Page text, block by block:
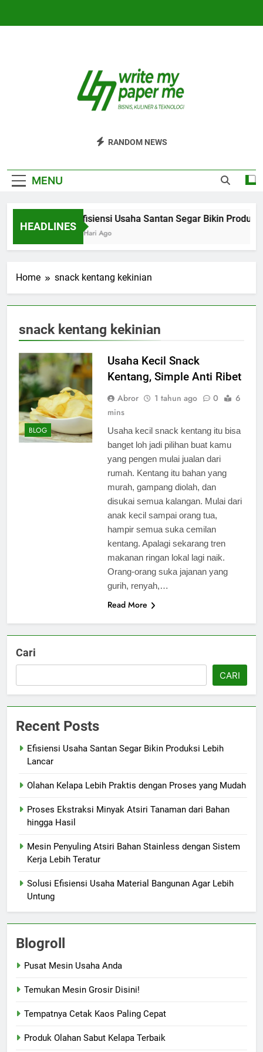
Bisnis, Kuliner, Teknologi
RANDOM NEWS
MENU
HEADLINES
Efisiensi Usaha Santan Segar Bikin
5 Hari Ago
Home snack kentang kekinian
snack kentang kekinian
BLOG
Usaha Kecil Snack
Kentang, Simple Anti Ribet
Abror 1 tahun ago 0
6
mins
Usaha kecil snack kentang itu bisa
banget loh jadi pilihan buat kamu
yang pengen mulai jualan dari
rumah. Kentang itu bahan yang
murah, gampang diolah, dan
disukai semua kalangan. Mulai dari
anak kecil sampai orang tua,
hampir semua suka cemilan
kentang. Apalagi sekarang tren
makanan ringan lokal lagi naik.
Orang-orang suka jajanan yang
gurih, renyah,…
Read More
Cari
CARI
Recent Posts
Efisiensi Usaha Santan Segar Bikin Produksi Lebih
Lancar
Olahan Kelapa Lebih Praktis dengan Proses yang Mudah
Proses Ekstraksi Minyak Atsiri Tanaman dari Bahan
hingga Hasil
Mesin Penyuling Atsiri Bahan Stainless dengan Sistem
Kerja Lebih Teratur
Solusi Efisiensi Usaha Material Bangunan Agar Lebih
Untung
Blogroll
Pusat Mesin Usaha Anda
Temukan Mesin Grosir Disini!
Tempatnya Cetak Kaos Paling Cepat
Produk Olahan Sabut Kelapa Terbaik